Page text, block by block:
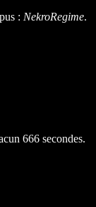
: NekroRegime.
666 secondes.